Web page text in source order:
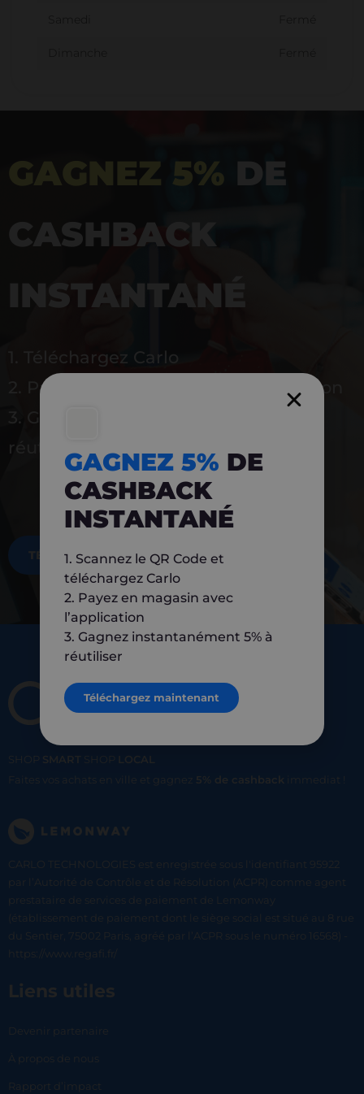
GAGNEZ 5% DE
CASHBACK
INSTANTANÉ
1. Téléchargez Carlo
2. Payez en magasin avec l’application
3. Gagnez instantanément 5 % à
réutiliser
TÉLÉCHARGEZ MAINTENANT
SHOP SMART SHOP
LOCAL
Faites vos achats en ville et gagnez 5% de cashback immediat !
CARLO TECHNOLOGIES est enregistrée sous l'identifiant 95922
par l’Autorité de Contrôle et de Résolution (ACPR) comme agent
prestataire de services de paiement de Lemonway
(établissement de paiement dont le siège social est situé au 8 rue
du Sentier, 75002 Paris, agréé par l’ACPR sous le numéro 16568) -
https://www.regafi.fr/
Liens utiles
Devenir partenaire
À propos de nous
Rapport d’impact
GAGNEZ 5% DE
CASHBACK
INSTANTANÉ
1. Scannez le QR Code et
téléchargez Carlo
2. Payez en magasin avec
l’application
3. Gagnez instantanément 5% à
réutiliser
Téléchargez maintenant